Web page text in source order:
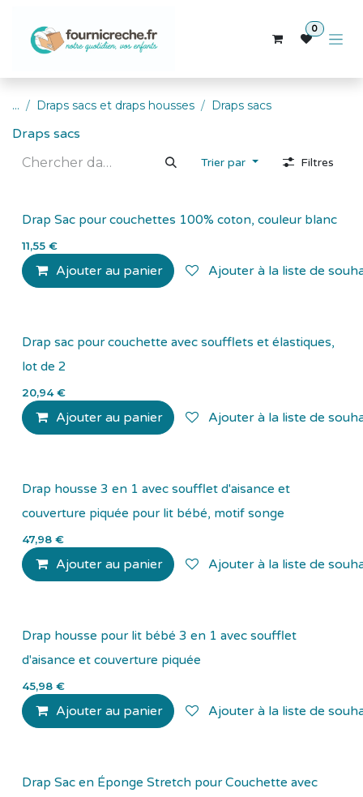
0
... Draps sacs et draps housses Draps sacs
Draps sacs
Trier par Filtres
Drap Sac pour couchettes 100% coton, couleur blanc
11,55 €
Ajouter au panier Ajouter à la liste de
Drap sac pour couchette avec soufflets et élastiques,
lot de 2
20,94€
Ajouter au panier Ajouter à la liste de
Drap housse 3 en 1 avec soufflet d'aisance et
couverture piquée pour lit bébé, motif songe
47,98 €
Ajouter au panier Ajouter à la liste de
Drap housse pour lit bébé 3 en 1 avec soufflet
d'aisance et couverture piquée
45,98 €
Ajouter au panier Ajouter à la liste de
Drap Sac en Éponge Stretch pour Couchette avec